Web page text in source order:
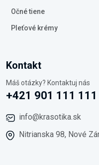
Očné tiene
Pleťové krémy
Kontakt
Máš otázky? Kontaktuj nás
+421 901 111 111
info@krasotika.sk
Nitrianska 98, Nové